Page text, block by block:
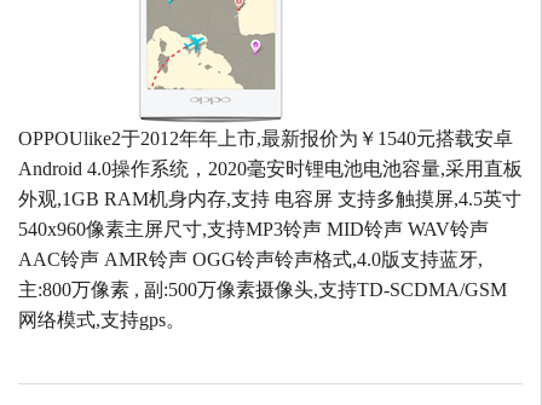
OPPOUlike2于2012年年上市,最新报价为￥1540元搭载安卓
Android 4.0操作系统，2020毫安时锂电池电池容量,采用直板
外观,1GB RAM机身内存,支持 电容屏 支持多触摸屏,4.5英寸
540x960像素主屏尺寸,支持MP3铃声 MID铃声 WAV铃声
AAC铃声 AMR铃声 OGG铃声铃声格式,4.0版支持蓝牙,
主:800万像素 , 副:500万像素摄像头,支持TD-SCDMA/GSM
网络模式,支持gps。